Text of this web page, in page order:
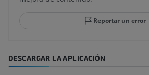
Reportar un error
DESCARGAR LA APLICACIÓN